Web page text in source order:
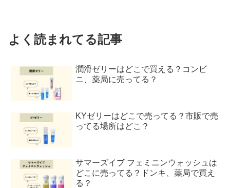
よく読まれてる記事
潤滑ゼリーはどこで買える？コンビ
ニ、薬局に売ってる？
KYゼリーはどこで売ってる？市販で売
ってる場所はどこ？
サマーズイブ フェミニンウォッシュは
どこに売ってる？ドンキ、薬局で買え
る？